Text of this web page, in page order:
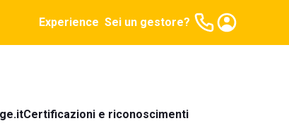
Experience Sei un gestore?
Certificazioni e riconoscimenti